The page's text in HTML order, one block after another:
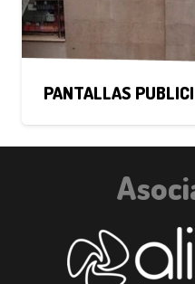
PANTALLAS